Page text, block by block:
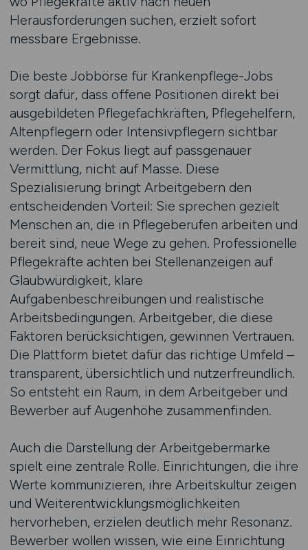
Herausforderungen suchen, erzielt sofort
messbare Ergebnisse.
Die beste Jobbörse für Krankenpflege-Jobs
sorgt dafür, dass offene Positionen direkt bei
ausgebildeten Pflegefachkräften, Pflegehelfern,
Altenpflegern oder Intensivpflegern sichtbar
werden. Der Fokus liegt auf passgenauer
Vermittlung, nicht auf Masse. Diese
Spezialisierung bringt Arbeitgebern den
entscheidenden Vorteil: Sie sprechen gezielt
Menschen an, die in Pflegeberufen arbeiten und
bereit sind, neue Wege zu gehen. Professionelle
Pflegekräfte achten bei Stellenanzeigen auf
Glaubwürdigkeit, klare
Aufgabenbeschreibungen und realistische
Arbeitsbedingungen. Arbeitgeber, die diese
Faktoren berücksichtigen, gewinnen Vertrauen.
Die Plattform bietet dafür das richtige Umfeld –
transparent, übersichtlich und nutzerfreundlich.
So entsteht ein Raum, in dem Arbeitgeber und
Bewerber auf Augenhöhe zusammenfinden.
Auch die Darstellung der Arbeitgebermarke
spielt eine zentrale Rolle. Einrichtungen, die ihre
Werte kommunizieren, ihre Arbeitskultur zeigen
und Weiterentwicklungsmöglichkeiten
hervorheben, erzielen deutlich mehr Resonanz.
Bewerber wollen wissen, wie eine Einrichtung